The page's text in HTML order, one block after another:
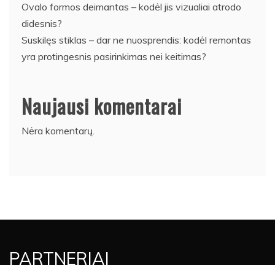
Ovalo formos deimantas – kodėl jis vizualiai atrodo
didesnis?
Suskilęs stiklas – dar ne nuosprendis: kodėl remontas
yra protingesnis pasirinkimas nei keitimas?
Naujausi komentarai
Nėra komentarų.
PARTNERIAI